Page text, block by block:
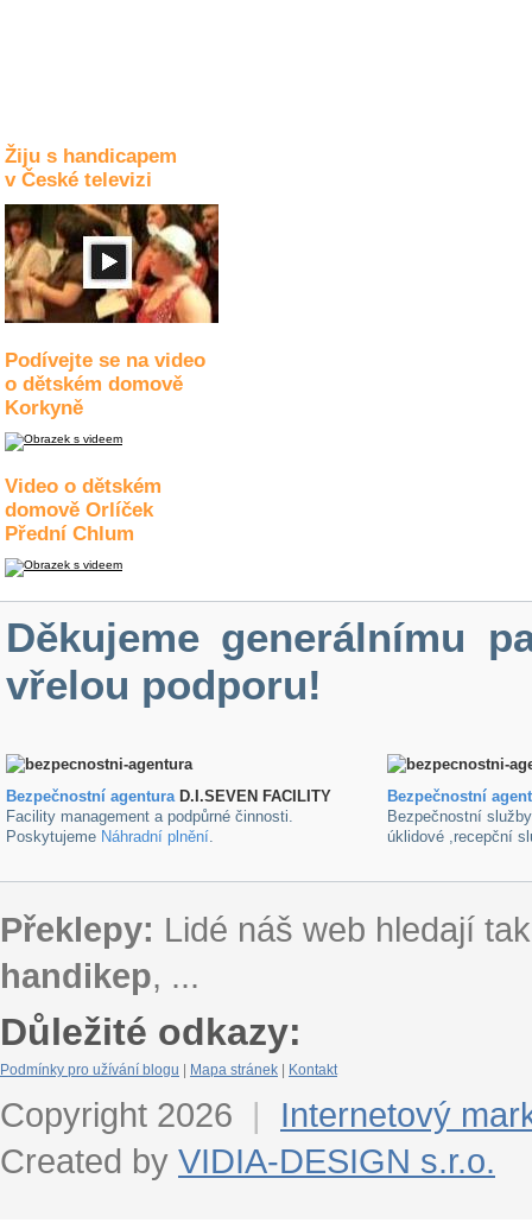
Žiju s handicapem
v České televizi
Podívejte se na video
o dětském domově
Korkyně
Video o dětském
domově Orlíček
Přední Chlum
Děkujeme generálnímu
vřelou podporu!
Bezpečnostní agenturaD.I.SEVEN FACILITY
Facility management a podpůrné činnosti.
Poskytujeme Náhradní plnění.
Bezpečnostní
Bezpečnostní
úklidové ,recepční
Překlepy: Lidé náš web hledají
handikep, ...
Důležité odkazy:
Podmínky pro užívání blogu Mapa stránek Kontakt
Copyright 2026 |
Internetový
Created by VIDIA-DESIGN s.r.o.